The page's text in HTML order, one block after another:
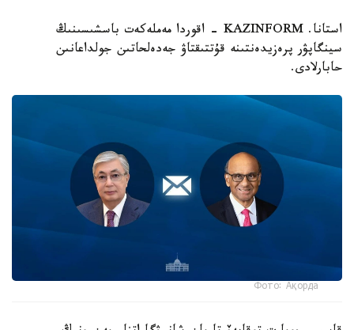
استانا. KAZINFORM - اقوردا مەملەكەت باسشىسىنىڭ
سينگاپۋر پرەزيدەنتىنە قۇتتىقتاۋ جەدەلحاتىن جولداعانىن
حابارلادى.
Фото: Ақорда